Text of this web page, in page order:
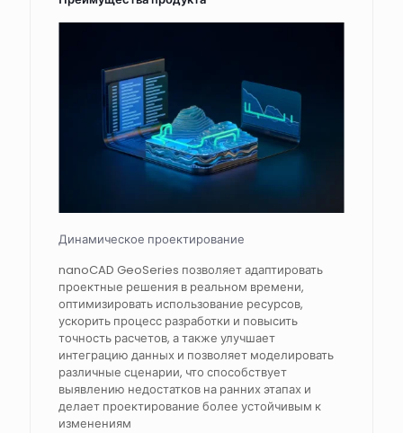
Динамическое проектирование
nanoCAD GeoSeries позволяет адаптировать
проектные решения в реальном времени,
оптимизировать использование ресурсов,
ускорить процесс разработки и повысить
точность расчетов, а также улучшает
интеграцию данных и позволяет моделировать
различные сценарии, что способствует
выявлению недостатков на ранних этапах и
делает проектирование более устойчивым к
изменениям